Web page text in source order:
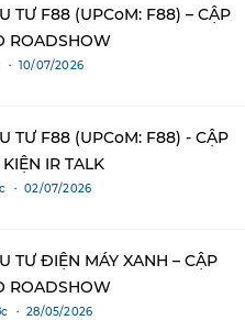
TƯ F88 (UPCoM: F88) – CẬP
ROADSHOW
10/07/2026
TƯ F88 (UPCoM: F88) - CẬP
IR TALK
・ 02/07/2026
TƯ ĐIỆN MÁY XANH – CẬP
ROADSHOW
・ 28/05/2026